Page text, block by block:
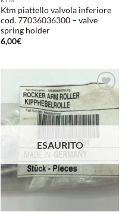
Ktm piattello valvola inferiore
cod. 77036036300 – valve
spring holder
6,00€
Aggiungi
alla lista
dei
desideri
ESAURITO